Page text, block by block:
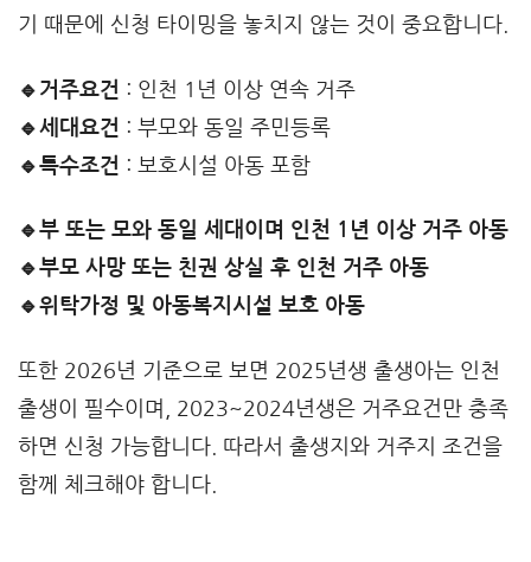
기 때문에 신청 타이밍을 놓치지 않는 것이 중요합니다.
🔹거주요건 : 인천 1년 이상 연속 거주
🔹세대요건 : 부모와 동일 주민등록
🔹특수조건 : 보호시설 아동 포함
🔹부 또는 모와 동일 세대이며 인천 1년 이상 거주 아동
🔹부모 사망 또는 친권 상실 후 인천 거주 아동
🔹위탁가정 및 아동복지시설 보호 아동
또한 2026년 기준으로 보면 2025년생 출생아는 인천
출생이 필수이며, 2023~2024년생은 거주요건만 충족
하면 신청 가능합니다. 따라서 출생지와 거주지 조건을
함께 체크해야 합니다.